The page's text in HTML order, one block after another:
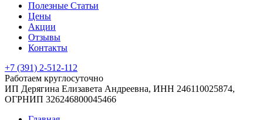
Полезные Статьи
Цены
Акции
Отзывы
Контакты
+7 (391) 2-512-112
Работаем круглосуточно
ИП Дерягина Елизавета Андреевна, ИНН 246110025874,
ОГРНИП 326246800045466